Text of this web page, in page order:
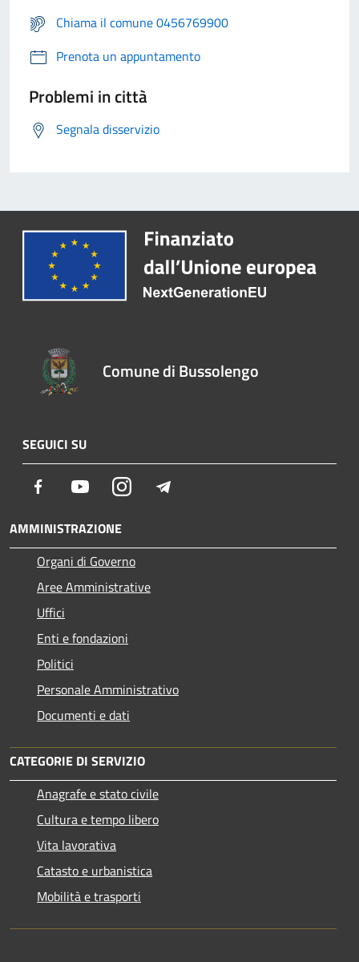
Chiama il comune 0456769900
Prenota un appuntamento
Problemi in città
Segnala disservizio
Comune di Bussolengo
SEGUICI SU
Facebook YoutubeInstagram
AMMINISTRAZIONE
Organi di Governo
Aree Amministrative
Uffici
Enti e fondazioni
Politici
Personale Amministrativo
Documenti e dati
CATEGORIE DI SERVIZIO
Anagrafe e stato civile
Cultura e tempo libero
Vita lavorativa
Catasto e urbanistica
Mobilità e trasporti